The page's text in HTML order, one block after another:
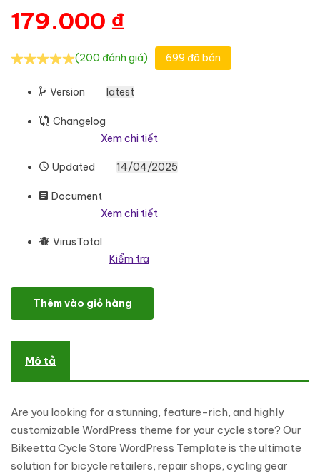
179.000 ₫
(200 đánh giá) 699 đã bán
Version latest
Changelog
Xem chi tiết
Updated 14/04/2025
Document
Xem chi tiết
VirusTotal
Kiểm tra
Bikeetta - Premium Bicycle Store WooCommerce Elementor
Thêm vào giỏ hàng
Mô tả
Are you looking for a stunning, feature-rich, and highly
customizable WordPress theme for your cycle store? Our
Bikeetta Cycle Store WordPress Template is the ultimate
solution for bicycle retailers, repair shops, cycling gear